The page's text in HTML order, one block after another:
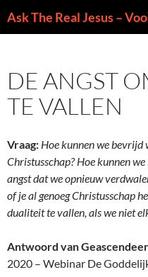
naar
DE ANGST
TE VALLEN
Vraag: Hoe kunnen we bevrijd
Christusschap? Hoe kunnen
angst dat we opnieuw
of je al genoeg Christusschap
dualiteit te vallen, als we niet
Antwoord van
2020 – Webinar De